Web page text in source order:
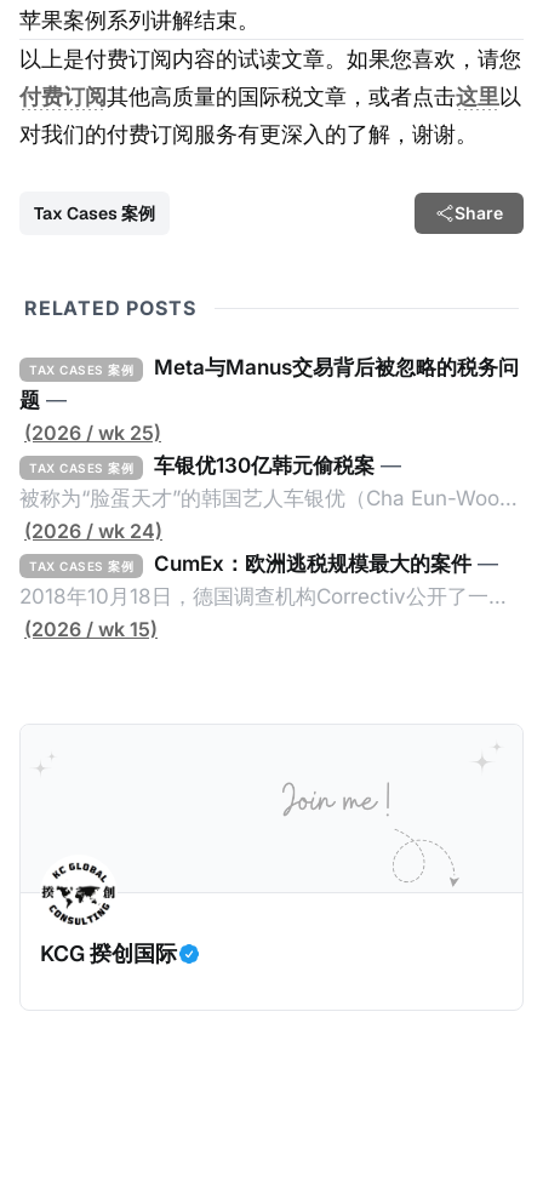
苹果案例系列讲解结束。
以上是付费订阅内容的试读文章。如果您喜欢，请您
付费订阅其他高质量的国际税文章，或者点击这里以
对我们的付费订阅服务有更深入的了解，谢谢。
Tax Cases 案例 Share
RELATED POSTS
TAX CASES 案例
Meta与Manus交易背后被忽略的税务问
题 —
(2026 / wk 25)
TAX CASES 案例 车银优130亿韩元偷税案 —
被称为“脸蛋天才”的韩国艺人车银优（Cha Eun-Woo，
原名：李东敏）以零瑕疵的完美人设著称。但是，在
2026年1月，韩国国税厅的一纸追缴超过200亿韩元
（折合约8900万人民币）通知，将其推向了涉嫌逃避
缴纳所得税的舆论风口浪尖。 经过事情发展多月，最后
缴税款的记录。虽然他已经公开承认错误，但这一风波
已彻底重创其公众形象，导致多项高奢代言流产。不
过，他不至于被“封杀”，2026年5月15日Netflix的奇幻
动作喜剧《超能路人甲》正式上线，车银优在剧中饰演
主角之一李云情。 我们在这一篇文章将会基于网上信
息，剖析整个事情的来龙去脉。 请注意，由于车银优的
案例并无公开判决信息，网上信息不一定100%准确，
我们已经尽量采纳多方信息，争取以最客观的角度来推
(2026 / wk 24)
TAX CASES 案例 CumEx：欧洲逃税规模最大的案件 —
2018年10月18日，德国调查机构Correctiv公开了一件
跨越十多年及横跨多个国家的逃税案，涉税金额超过
家金融机构，并引致了多家机构被起诉，部分甚至因而
破产。这一篇文章将会结合Correctiv、经合组织、
amaBhungane等国际组织的报告及文章，来给大家剖
Cum，简单来说就是“带股息”或“含股息”。 一家上市公
司宣告了股息，但在股权登记日截止前未支付股息的期
间，就属于“带股息”。比如，中国银行在2025年12月5
日公告派股息每10股1.094元，而2025年12月10日为最
(2026 / wk 15)
KCG 揆创国际